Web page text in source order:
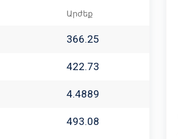
Արժեք
366.25
422.73
4.4889
493.08